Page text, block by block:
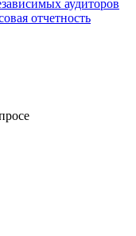
аудиторов
отчетность